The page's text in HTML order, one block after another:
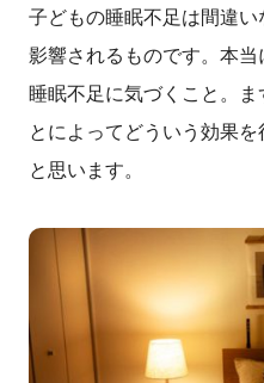
子どもの睡眠不足は間違
影響されるものです。本
睡眠不足に気づくこと。
とによってどういう効果
と思います。